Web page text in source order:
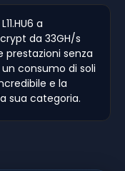
a
da 33GH/s
senza
consumo di soli
e la
sua categoria.